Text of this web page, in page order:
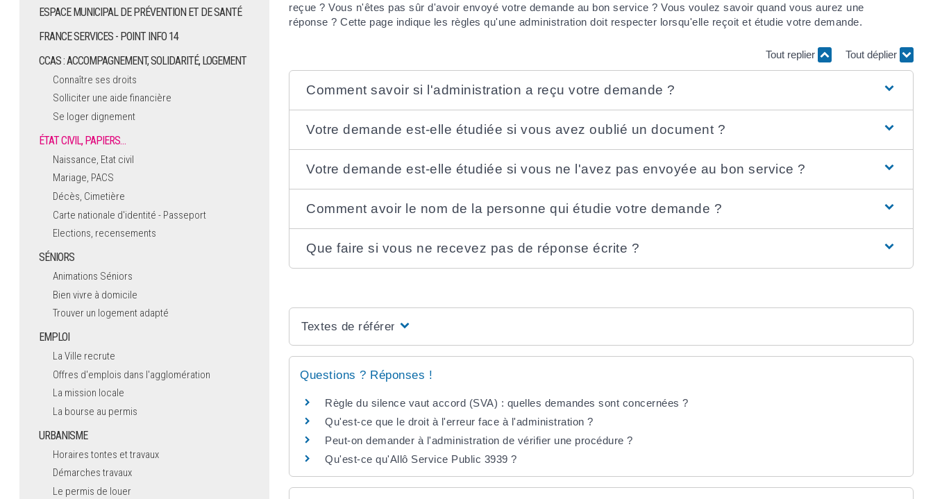
reçue ? Vous n'êtes pas sûr d'avoir envoyé votre demande au bon service ? Vous voulez savoir quand vous aurez une
réponse ? Cette page indique les règles qu'une administration doit respecter lorsqu'elle reçoit et étudie votre demande.
Tout replier Tout déplier
Comment savoir si l'administration a reçu votre demande ?
Votre demande est-elle étudiée si vous avez oublié un document ?
Votre demande est-elle étudiée si vous ne l'avez pas envoyée au bon service ?
Comment avoir le nom de la personne qui étudie votre demande ?
Que faire si vous ne recevez pas de réponse écrite ?
Textes de référence
Questions ? Réponses !
Règle du silence vaut accord (SVA) : quelles demandes sont concernées ?
Qu'est-ce que le droit à l'erreur face à l'administration ?
Peut-on demander à l'administration de vérifier une procédure ?
Qu'est-ce qu'Allô Service Public 3939 ?
ESPACE MUNICIPAL DE PRÉVENTION ET DE SANTÉ
FRANCE SERVICES - POINT INFO 14
CCAS : ACCOMPAGNEMENT, SOLIDARITÉ, LOGEMENT
Connaître ses droits
Solliciter une aide financière
Se loger dignement
ÉTAT CIVIL, PAPIERS…
Naissance, Etat civil
Mariage, PACS
Décès, Cimetière
Carte nationale d'identité - Passeport
Elections, recensements
SÉNIORS
Animations Séniors
Bien vivre à domicile
Trouver un logement adapté
EMPLOI
La Ville recrute
Offres d'emplois dans l'agglomération
La mission locale
La bourse au permis
URBANISME
Horaires tontes et travaux
Démarches travaux
Le permis de louer